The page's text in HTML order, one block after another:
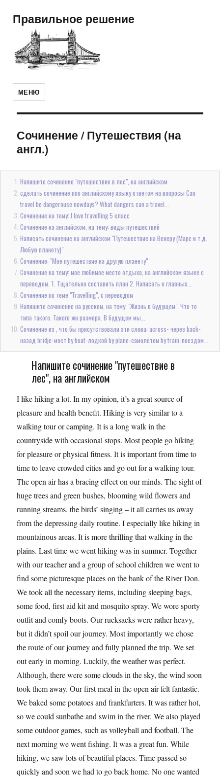
Правильное решение
МЕНЮ
Сочинение/Путешествия (на
англ.)
Напишите сочинение "путешествие в лес", на английском
сделать сочинение поо английскому языку ответом на вопросы Can
travel be dangerouse nowdays? What dangers can a travel...
Сочинение на тему: I love travelling 5 класс
Сочинение на английском, на тему: виды путешествий
Написать сочинение на английском "Путешествие на Венеру (Марс и т.д.
Любую планету)"
Сочинение: "Мое путешествие на другую планету"
Сочинение на тему: мое любимое место отдыха, на английском языке с
переводом. 1. Тщательно составить план 2. Написать о главных...
Сочинение по теме "Travelling", с переводом
Напишите сочинение на русском, на тему: "Жизнь в будущем". Что то
типа такого. Такого жн размера. В будущем мы...
Сочинение из , что бы присутствовали эти слова: across- через back-
назад bridje-мост by boat-лодкой by plane-самолётом by train-поездом...
Напишите сочинение "путешествие в
лес", на английском
I like hiking a lot. In my opinion, it’s a great source of
pleasure and health benefit. Hiking is very similar to a
walking tour or camping. It is a long walk in the
countryside with occasional stops. Most people go hiking
for pleasure or physical fitness. It is important from time to
time to leave crowded cities and go out for a walking tour.
The open air has a bracing effect on our minds. The sight of
huge trees and green bushes, blooming wild flowers and
running streams, the birds’ singing – it all carries us away
from the depressing daily routine. I especially like hiking in
mountainous areas. It is more thrilling that walking in the
plains. Last time we went hiking was in summer. Together
with our teacher and a group of school children we went to
find some picturesque places on the bank of the River Don.
We took all the necessary items, including sleeping bags,
some food, first aid kit and mosquito spray. We wore sporty
outfit and comfy boots. Our rucksacks were rather heavy,
but it didn’t spoil our journey. Most importantly we chose
the route of our journey and fully planned the trip. We set
out early in morning. Luckily, the weather was perfect.
Although, there were some clouds in the sky, the wind soon
took them away. Our first meal in the open air felt fantastic.
We baked some potatoes and frankfurters. It was rather hot,
so we could sunbathe and swim in the river. We also played
some outdoor games, such as volleyball and football. The
next morning we went fishing. It was a great fun. While
hiking, we saw lots of beautiful places. Time passed so
quickly and soon we had to go back home. No one wanted